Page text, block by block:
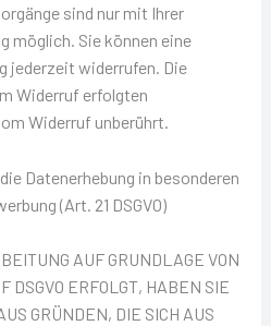
sind nur mit Ihrer
möglich. Sie können eine
jederzeit widerrufen. Die
Widerruf erfolgten
Widerruf unberührt.
Datenerhebung in besonderen
(Art. 21 DSGVO)
AUF GRUNDLAGE VON
DSGVO ERFOLGT, HABEN SIE
GRÜNDEN, DIE SICH AUS